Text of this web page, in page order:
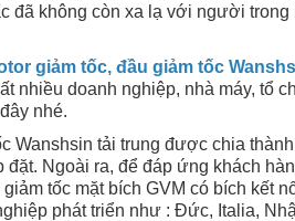
đã không còn xa lạ với người
giảm tốc, đầu giảm tốc
nhiều doanh nghiệp, nhà máy, tổ
nhé.
Wanshsin tải trung được chia
đặt. Ngoài ra, để đáp ứng khách
tốc mặt bích GVM có bích kết
phát triển như : Đức, Italia,